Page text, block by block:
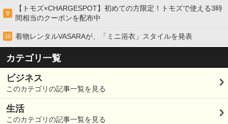
9
【トモズ×CHARGESPOT】初めての方限定！トモズで使える3時
間相当のクーポンを配布中
10 着物レンタルVASARAが、「ミニ浴衣」スタイルを発表
カテゴリ一覧
ビジネス
このカテゴリの記事一覧を見る
生活
このカテゴリの記事一覧を見る